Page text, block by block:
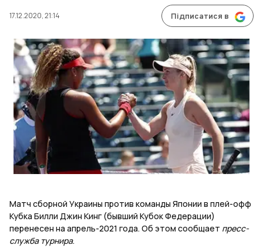
17.12.2020, 21:14 Підписатися в
Матч сборной Украины против команды Японии в плей-офф
Кубка Билли Джин Кинг (бывший Кубок Федерации)
перенесен на апрель-2021 года. Об этом сообщает пресс-
служба турнира.